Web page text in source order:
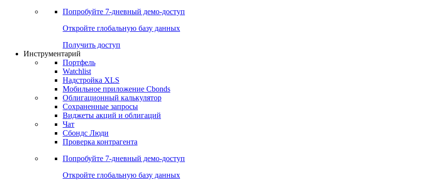
Попробуйте 7-дневный демо-доступ
Откройте глобальную базу данных
Получить доступ
Инструментарий
Портфель
Watchlist
Надстройка XLS
Мобильное приложение Cbonds
Облигационный калькулятор
Сохраненные запросы
Виджеты акций и облигаций
Чат
Сбондс Люди
Проверка контрагента
Попробуйте 7-дневный демо-доступ
Откройте глобальную базу данных